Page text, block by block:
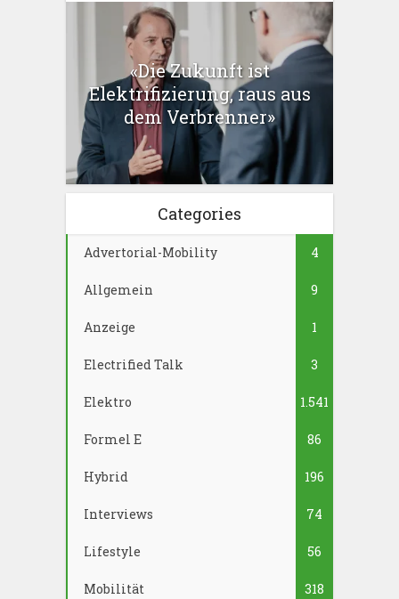
«Die Zukunft ist
Elektrifizierung, raus aus
dem Verbrenner»
Categories
Advertorial-Mobility 4
Allgemein 9
Anzeige 1
Electrified Talk 3
Elektro 1.541
Formel E 86
Hybrid 196
Interviews 74
Lifestyle 56
Mobilität 318